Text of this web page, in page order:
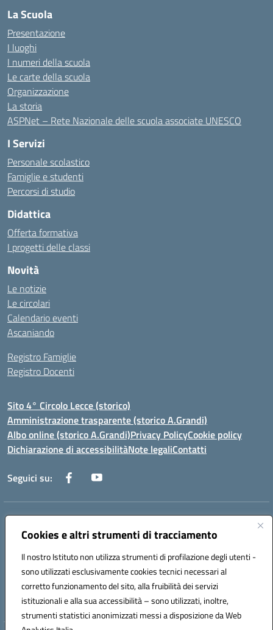
Cookies e altri strumenti di tracciamento
Il nostro Istituto non utilizza strumenti di profilazione degli utenti -
sono utilizzati esclusivamente cookies tecnici necessari al
corretto funzionamento del sito, alla fruibilità dei servizi
istituzionali e alla sua accessibilità – sono utilizzati, inoltre,
strumenti statistici anonimizzati messi a disposizione da Web
La Scuola
Presentazione
I luoghi
I numeri della scuola
Le carte della scuola
Organizzazione
La storia
ASPNet – Rete Nazionale delle scuola associate UNESCO
I Servizi
Personale scolastico
Famiglie e studenti
Percorsi di studio
Didattica
Offerta formativa
I progetti delle classi
Novità
Le notizie
Le circolari
Calendario eventi
Ascaniando
Registro Famiglie
Registro Docenti
Sito 4° Circolo Lecce (storico)
Amministrazione trasparente (storico A.Grandi)
Albo online (storico A.Grandi)Privacy PolicyCookie policy
Dichiarazione di accessibilitàNote legaliContatti
Seguici su:
Indirizzo:
Centralino:0832/346889 Email:leic8av008@istruzione.it
Codice fiscale: 93173040754
Codice meccanografico:
LEIC8AV008
Codice Indice delle Pubbliche Amministrazioni (IPA): BZRH652R